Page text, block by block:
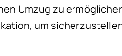
Umzug zu
um